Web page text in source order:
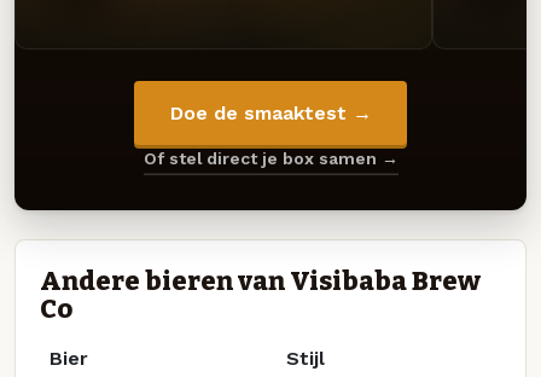
Doe de smaaktest →
Of stel direct je box samen →
Andere bieren van Visibaba Brew
Co
Bier Stijl